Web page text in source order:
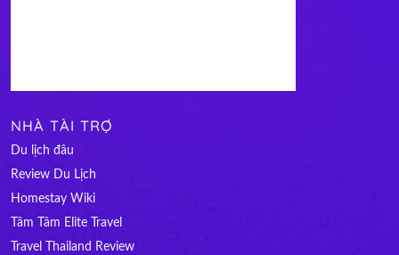
NHÀ TÀI TRỢ
Du lịch đâu
Review Du Lịch
Homestay Wiki
Tâm Tâm Elite Travel
Travel Thailand Review